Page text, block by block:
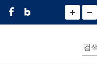
페
네
그
)
화
면
면
소
통
합
검